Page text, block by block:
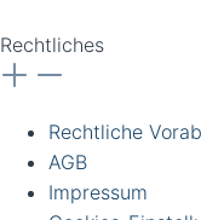
Rechtliches
Rechtliche
AGB
Impressum